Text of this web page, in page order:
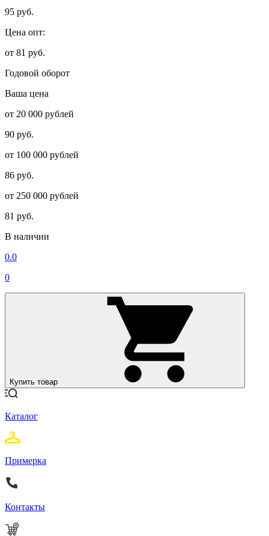
95 руб.
Цена опт:
от 81 руб.
Годовой оборот
Ваша цена
от 20 000 рублей
90 руб.
от 100 000 рублей
86 руб.
от 250 000 рублей
81 руб.
В наличии
0.0
0
Купить товар
Каталог
Примерка
Контакты